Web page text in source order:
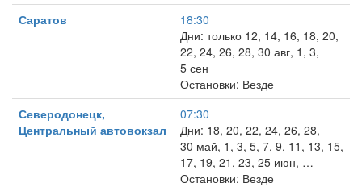
Саратов
18:30
Дни: только 12, 14, 16, 18, 20,
22, 24, 26, 28, 30 авг, 1, 3,
5 сен
Остановки: Везде
Северодонецк,
Центральный автовокзал
07:30
Дни: 18, 20, 22, 24, 26, 28,
30 май, 1, 3, 5, 7, 9, 11, 13, 15,
17, 19, 21, 23, 25 июн, …
Остановки: Везде